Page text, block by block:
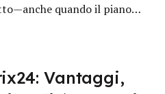
quando il piano…
Vantaggi,